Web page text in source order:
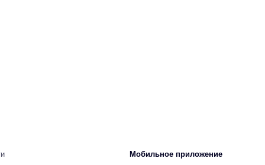
Мобильное приложение